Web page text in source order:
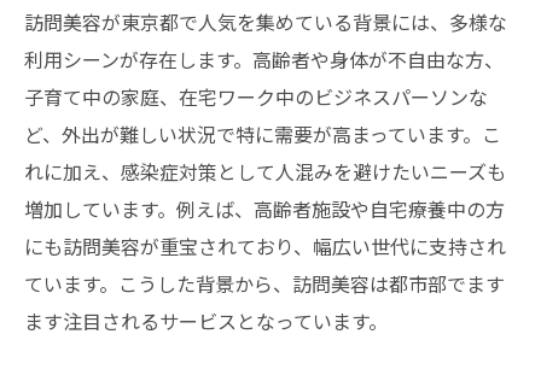
訪問美容師を自宅に呼ぶ手順とポイント
訪問美容の予約から施術までの流れ
美容師出張カット利用時の注意点
訪問美容の希望内容を伝えるコツ
訪問美容のスケジュール調整方法
訪問美容で快適に施術を受けるコツ
訪問美容の料金相場や比較ポイントを知る
訪問美容が東京都で人気を集めている背景には、多様な
利用シーンが存在します。高齢者や身体が不自由な方、
子育て中の家庭、在宅ワーク中のビジネスパーソンな
ど、外出が難しい状況で特に需要が高まっています。こ
れに加え、感染症対策として人混みを避けたいニーズも
増加しています。例えば、高齢者施設や自宅療養中の方
にも訪問美容が重宝されており、幅広い世代に支持され
ています。こうした背景から、訪問美容は都市部でます
ます注目されるサービスとなっています。